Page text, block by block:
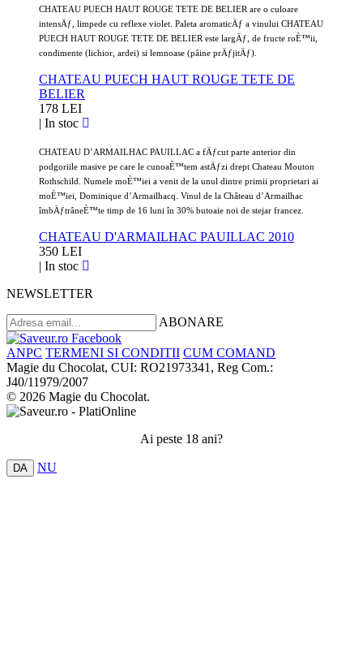
CHATEAU PUECH HAUT ROUGE TETE DE BELIER are o culoare
intensÄƒ, limpede cu reflexe violet. Paleta aromaticÄƒ a vinului CHATEAU
PUECH HAUT ROUGE TETE DE BELIER este largÄƒ, de fructe roÈ™ii,
condimente (lichior, ardei) si lemnoase (pâine prÄƒjitÄƒ).
CHATEAU PUECH HAUT ROUGE TETE DE
BELIER
178 LEI
In stoc
CHATEAU D’ARMAILHAC PAUILLAC a fÄƒcut parte anterior din
podgoriile masive pe care le cunoaÈ™tem astÄƒzi drept Chateau Mouton
Rothschild. Numele moÈ™iei a venit de la unul dintre primii proprietari ai
moÈ™iei, Dominique d’Armailhacq. Vinul de la Château d’Armailhac
îmbÄƒtrâneÈ™te timp de 16 luni în 30% butoaie noi de stejar francez.
CHATEAU D'ARMAILHAC PAUILLAC 2010
350 LEI
In stoc
NEWSLETTER
ABONARE
ANPC TERMENI SI CONDITII CUM COMAND
Magie du Chocolat, CUI: RO21973341, Reg Com.:
J40/11979/2007
© 2026 Magie du Chocolat.
Ai peste 18 ani?
DA NU